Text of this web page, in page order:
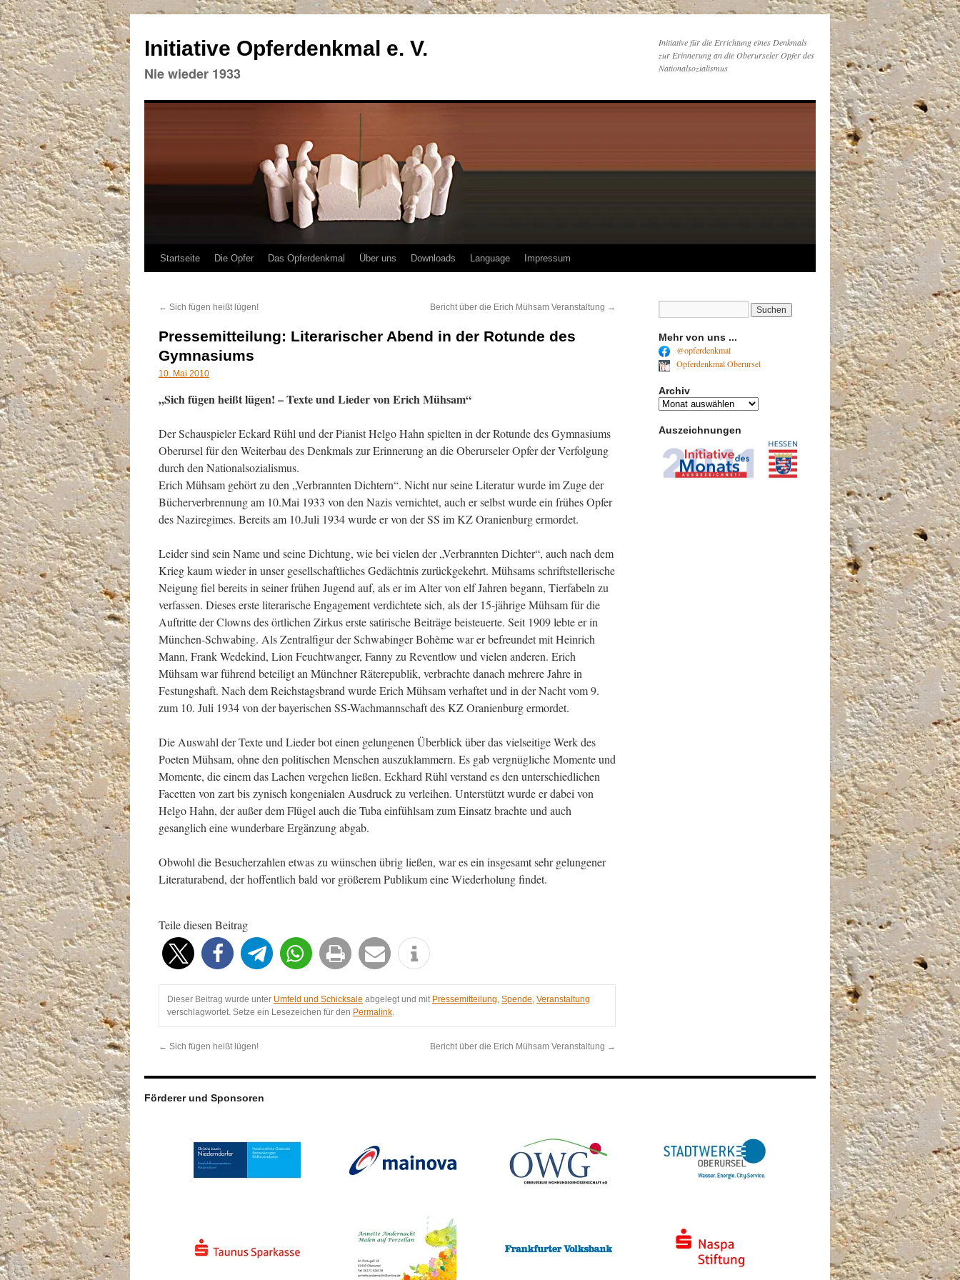
Initiative Opferdenkmal e. V.
Nie wieder 1933
Initiative für die Errichtung eines Denkmals
zur Erinnerung an die Oberurseler Opfer des
Nationalsozialismus
Zum
springen
Startseite Die Opfer Das Opferdenkmal Über uns Downloads Language Impressum
← Sich fügen heißt lügen! Bericht über die Erich Mühsam Veranstaltung →
Pressemitteilung: Literarischer Abend in der Rotunde des
Gymnasiums
10. Mai 2010
„Sich fügen heißt lügen! – Texte und Lieder von Erich Mühsam“
Der Schauspieler Eckard Rühl und der Pianist Helgo Hahn spielten in der Rotunde des Gymnasiums
Oberursel für den Weiterbau des Denkmals zur Erinnerung an die Oberurseler Opfer der Verfolgung
durch den Nationalsozialismus.
Erich Mühsam gehört zu den „Verbrannten Dichtern“. Nicht nur seine Literatur wurde im Zuge der
Bücherverbrennung am 10.Mai 1933 von den Nazis vernichtet, auch er selbst wurde ein frühes Opfer
des Naziregimes. Bereits am 10.Juli 1934 wurde er von der SS im KZ Oranienburg ermordet.
Leider sind sein Name und seine Dichtung, wie bei vielen der „Verbrannten Dichter“, auch nach dem
Krieg kaum wieder in unser gesellschaftliches Gedächtnis zurückgekehrt. Mühsams schriftstellerische
Neigung fiel bereits in seiner frühen Jugend auf, als er im Alter von elf Jahren begann, Tierfabeln zu
verfassen. Dieses erste literarische Engagement verdichtete sich, als der 15-jährige Mühsam für die
Auftritte der Clowns des örtlichen Zirkus erste satirische Beiträge beisteuerte. Seit 1909 lebte er in
München-Schwabing. Als Zentralfigur der Schwabinger Bohème war er befreundet mit Heinrich
Mann, Frank Wedekind, Lion Feuchtwanger, Fanny zu Reventlow und vielen anderen. Erich
Mühsam war führend beteiligt an Münchner Räterepublik, verbrachte danach mehrere Jahre in
Festungshaft. Nach dem Reichstagsbrand wurde Erich Mühsam verhaftet und in der Nacht vom 9.
zum 10. Juli 1934 von der bayerischen SS-Wachmannschaft des KZ Oranienburg ermordet.
Die Auswahl der Texte und Lieder bot einen gelungenen Überblick über das vielseitige Werk des
Poeten Mühsam, ohne den politischen Menschen auszuklammern. Es gab vergnügliche Momente und
Momente, die einem das Lachen vergehen ließen. Eckhard Rühl verstand es den unterschiedlichen
Facetten von zart bis zynisch kongenialen Ausdruck zu verleihen. Unterstützt wurde er dabei von
Helgo Hahn, der außer dem Flügel auch die Tuba einfühlsam zum Einsatz brachte und auch
gesanglich eine wunderbare Ergänzung abgab.
Obwohl die Besucherzahlen etwas zu wünschen übrig ließen, war es ein insgesamt sehr gelungener
Literaturabend, der hoffentlich bald vor größerem Publikum eine Wiederholung findet.
Teile diesen Beitrag
Dieser Beitrag wurde unter Umfeld und Schicksale abgelegt und mit Pressemitteilung, Spende, Veranstaltung
verschlagwortet. Setze ein Lesezeichen für den Permalink.
← Sich fügen heißt lügen! Bericht über die Erich Mühsam Veranstaltung →
Mehr von uns ...
@opferdenkmal
Opferdenkmal Oberursel
Archiv
Archiv
Auszeichnungen
Förderer und Sponsoren